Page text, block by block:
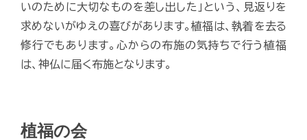
いのために大切なものを差し出した」という、見返りを
求めないがゆえの喜びがあります。植福は、執着を去る
修行でもあります。心からの布施の気持ちで行う植福
は、神仏に届く布施となります。
植福の会